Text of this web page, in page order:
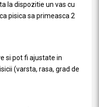
la dispozitie un vas cu
pisica sa primeasca 2
si pot fi ajustate in
(varsta, rasa, grad de